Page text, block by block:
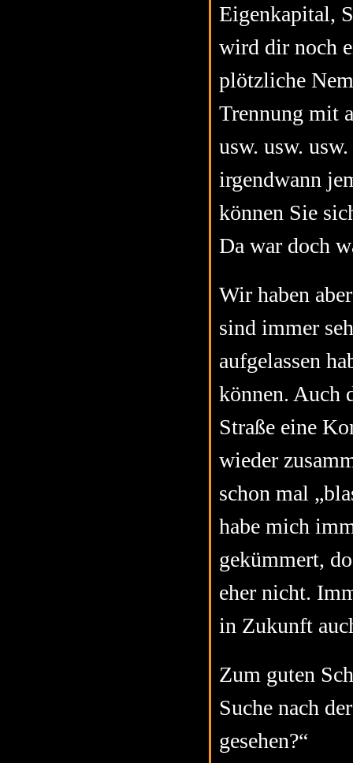
Eigenkapital,
wird dir noch
plötzliche
Trennung mit
usw. usw.
irgendwann
können Sie
Da war doch
Wir haben
sind immer
aufgelassen
können. Auch
Straße eine
wieder
schon mal
habe mich
gekümmert,
eher nicht.
in Zukunft
Zum guten
Suche nach
gesehen?“